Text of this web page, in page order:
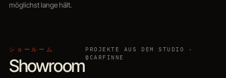
möglichst lange hält.
ショールーム
Showroom
PROJEKTE AUS DEM STUDIO ·
@CARFINNE